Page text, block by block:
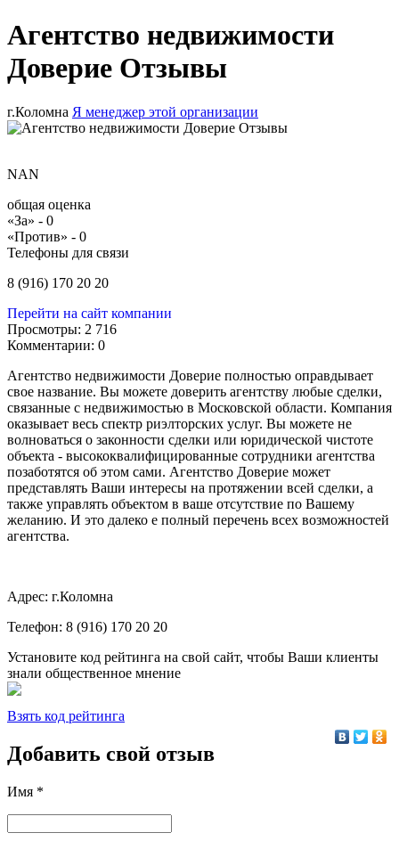
Агентство недвижимости
Доверие Отзывы
г.Коломна Я менеджер этой организации
NAN
общая оценка
«За» - 0
«Против» - 0
Телефоны для связи
8 (916) 170 20 20
Перейти на сайт компании
Просмотры: 2 716
Комментарии: 0
Агентство недвижимости Доверие полностью оправдывает
свое название. Вы можете доверить агентству любые сделки,
связанные с недвижимостью в Московской области. Компания
оказывает весь спектр риэлторских услуг. Вы можете не
волноваться о законности сделки или юридической чистоте
объекта - высококвалифицированные сотрудники агентства
позаботятся об этом сами. Агентство Доверие может
представлять Ваши интересы на протяжении всей сделки, а
также управлять объектом в ваше отсутствие по Вашему
желанию. И это далеко е полный перечень всех возможностей
агентства.
Адрес: г.Коломна
Телефон: 8 (916) 170 20 20
Установите код рейтинга на свой сайт, чтобы Ваши клиенты
знали общественное мнение
Взять код рейтинга
Добавить свой отзыв
Имя *